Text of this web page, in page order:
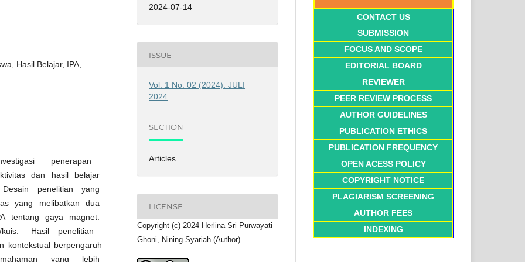
Hasil Belajar, IPA,
penerapan
dan hasil belajar
penelitian yang
yang melibatkan dua
tentang gaya magnet.
kuis. Hasil penelitian
berpengaruh
yang lebih
2024-07-14
ISSUE
Vol. 1 No. 02 (2024): JULI
2024
SECTION
Articles
LICENSE
Copyright (c) 2024 Herlina Sri Purwayati
Ghoni, Nining Syariah (Author)
CONTACT US
SUBMISSION
FOCUS AND SCOPE
EDITORIAL BOARD
REVIEWER
PEER REVIEW PROCESS
AUTHOR GUIDELINES
PUBLICATION ETHICS
PUBLICATION FREQUENCY
OPEN ACESS POLICY
COPYRIGHT NOTICE
PLAGIARISM SCREENING
AUTHOR FEES
INDEXING